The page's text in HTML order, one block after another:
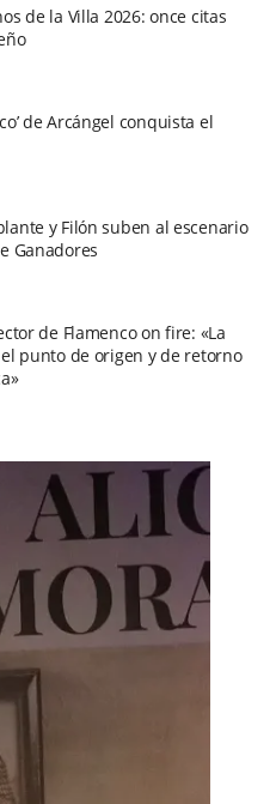
de la Villa 2026: once citas
de Arcángel conquista el
y Filón suben al escenario
Ganadores
de Flamenco on fire: «La
punto de origen y de retorno